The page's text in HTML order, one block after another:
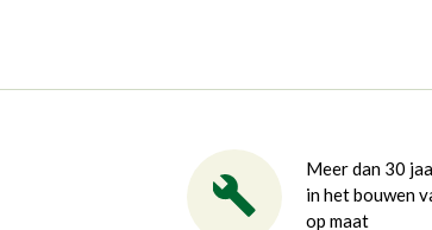
Meer dan 30
in het bouwen
op maat